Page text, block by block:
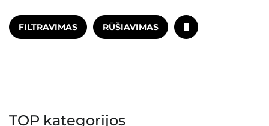
FILTRAVIMAS RŪŠIAVIMAS
TOP kategorijos